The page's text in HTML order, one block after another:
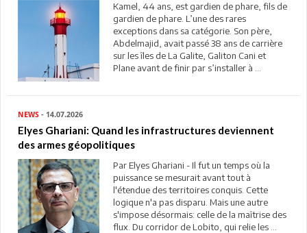
Kamel, 44 ans, est gardien de phare, fils de
gardien de phare. L’une des rares
exceptions dans sa catégorie. Son père,
Abdelmajid, avait passé 38 ans de carrière
sur les îles de La Galite, Galiton Cani et
Plane avant de finir par s’installer à ...
NEWS - 14.07.2026
Elyes Ghariani: Quand les infrastructures deviennent
des armes géopolitiques
Par Elyes Ghariani - Il fut un temps où la
puissance se mesurait avant tout à
l'étendue des territoires conquis. Cette
logique n'a pas disparu. Mais une autre
s'impose désormais: celle de la maîtrise des
flux. Du corridor de Lobito, qui relie les ...